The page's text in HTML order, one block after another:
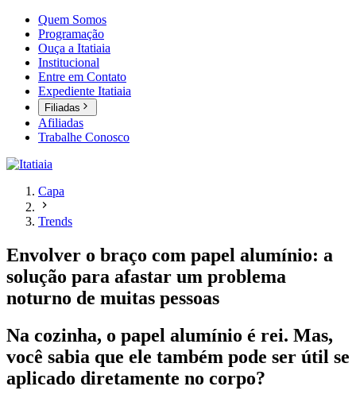
Quem Somos
Programação
Ouça a Itatiaia
Institucional
Entre em Contato
Expediente Itatiaia
Filiadas
Afiliadas
Trabalhe Conosco
Capa
Trends
Envolver o braço com papel alumínio: a
solução para afastar um problema
noturno de muitas pessoas
Na cozinha, o papel alumínio é rei. Mas,
você sabia que ele também pode ser útil se
aplicado diretamente no corpo?